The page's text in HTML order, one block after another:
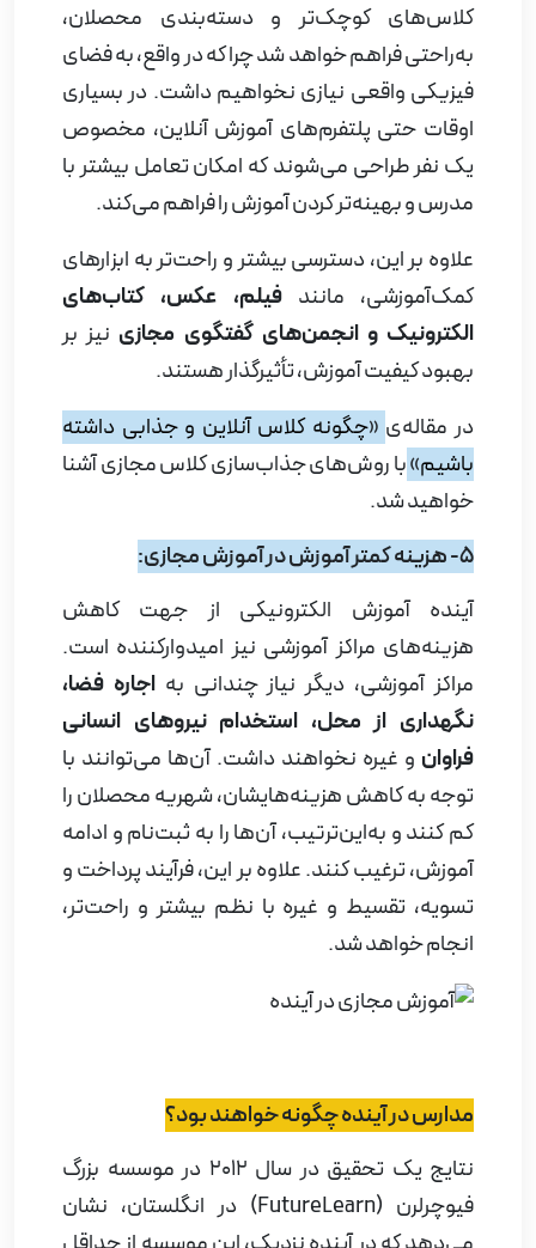
کلاس‌های کوچک‌تر و دسته‌بندی محصلان،
به‌راحتی فراهم خواهد شد چرا که در واقع، به فضای
فیزیکی واقعی نیازی نخواهیم داشت. در بسیاری
اوقات حتی پلتفرم‌های آموزش آنلاین، مخصوص
یک نفر طراحی می‌شوند که امکان تعامل بیشتر با
مدرس و بهینه‌تر کردن آموزش را فراهم می‌کند.
علاوه بر این، دسترسی بیشتر و راحت‌تر به ابزارهای
کمک‌آموزشی، مانند فیلم، عکس، کتاب‌های
الکترونیک و انجمن‌های گفتگوی مجازی نیز بر
بهبود کیفیت آموزش، تأثیرگذار هستند.
در مقاله‌ی «چگونه کلاس آنلاین و جذابی داشته
باشیم»با روش‌های جذاب‌سازی کلاس مجازی آشنا
خواهید شد.
5- هزینه کمتر آموزش در آموزش مجازی:
آینده آموزش الکترونیکی از جهت کاهش
هزینه‌های مراکز آموزشی نیز امیدوارکننده است.
مراکز آموزشی، دیگر نیاز چندانی بهاجاره فضا،
نگهداری از محل، استخدام نیروهای انسانی
فراوان و غیره نخواهند داشت. آن‌ها می‌توانند با
توجه به کاهش هزینه‌هایشان، شهریه محصلان را
کم کنند و به‌این‌ترتیب، آن‌ها را به ثبت‌نام و ادامه
آموزش، ترغیب کنند. علاوه بر این، فرآیند پرداخت و
تسویه، تقسیط و غیره با نظم بیشتر و راحت‌تر،
انجام خواهد شد.
مدارس در آینده چگونه خواهند بود؟
نتایج یک تحقیق در سال 2012 در موسسه بزرگ
فیوچرلرن (FutureLearn) در انگلستان، نشان